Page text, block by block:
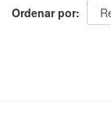
Ordenar por